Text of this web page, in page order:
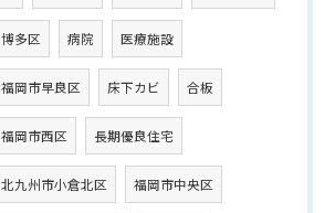
博多区 病院 医療施設
福岡市早良区 床下カビ 合板
福岡市西区 長期優良住宅
北九州市小倉北区 福岡市中央区